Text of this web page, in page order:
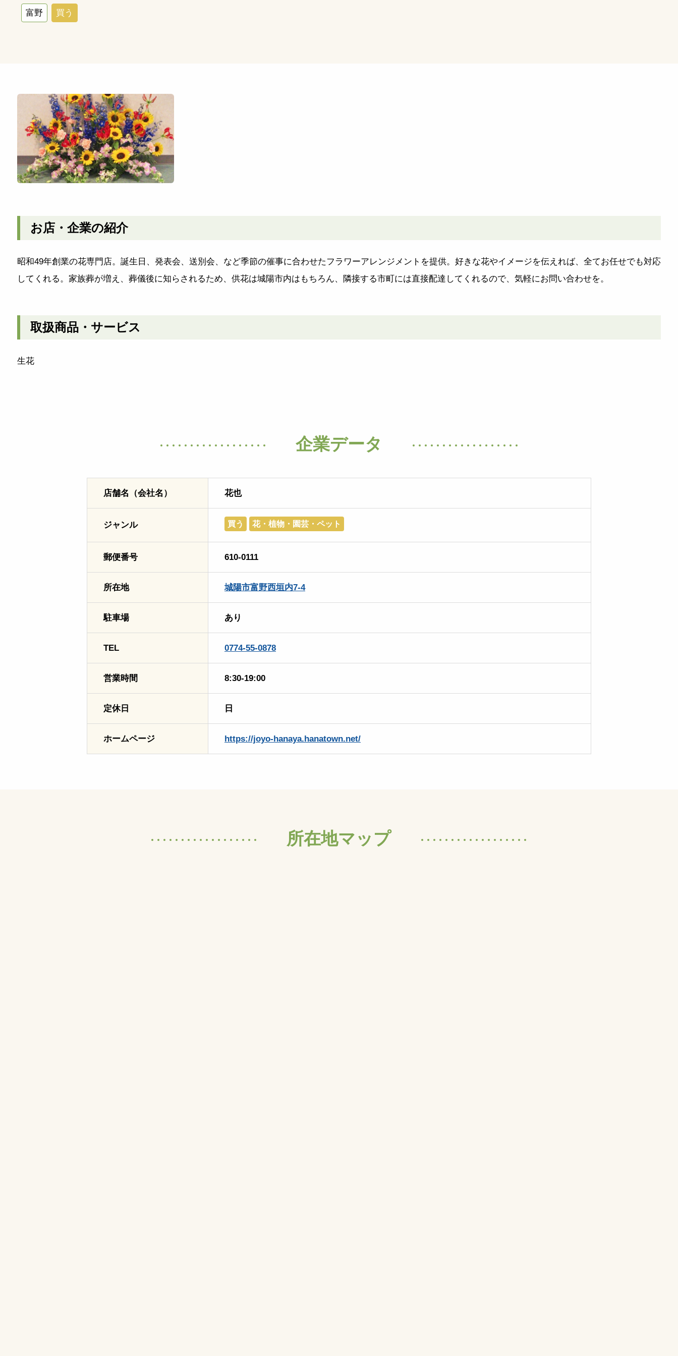
富野 買う
お店・企業の紹介
昭和49年創業の花専門店。誕生日、発表会、送別会、など季節の催事に合わせたフラワーアレンジメントを提供。好きな花やイメージを伝えれば、全てお任せでも対応
してくれる。家族葬が増え、葬儀後に知らされるため、供花は城陽市内はもちろん、隣接する市町には直接配達してくれるので、気軽にお問い合わせを。
取扱商品・サービス
生花
企業データ
店舗名（会社名） 花也
ジャンル 買う 花・植物・園芸・ペット
郵便番号 610-0111
所在地 城陽市富野西垣内7-4
駐車場 あり
TEL 0774-55-0878
営業時間 8:30-19:00
定休日 日
ホームページ https://joyo-hanaya.hanatown.net/
所在地マップ